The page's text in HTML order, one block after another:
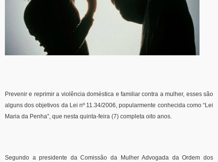
Prevenir e reprimir a violência doméstica e familiar contra a mulher, esses são
alguns dos objetivos da Lei nº 11.34/2006, popularmente conhecida como “Lei
Maria da Penha”, que nesta quinta-feira (7) completa oito anos.
Segundo a presidente da Comissão da Mulher Advogada da Ordem dos